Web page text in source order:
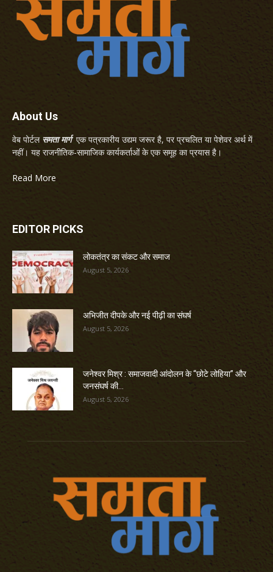
About Us
वेब पोर्टल समता मार्गएक पत्रकारीय उद्यम जरूर है, पर प्रचलित या पेशेवर अर्थ में
नहीं। यह राजनीतिक-सामाजिक कार्यकर्ताओं के एक समूह का प्रयास है।
Read More
EDITOR PICKS
लोकतंत्र का संकट और समाज
August 5, 2026
अभिजीत दीपके और नई पीढ़ी का संघर्ष
August 5, 2026
जनेश्वर मिश्र : समाजवादी आंदोलन के “छोटे लोहिया” और
जनसंघर्ष की...
August 5, 2026